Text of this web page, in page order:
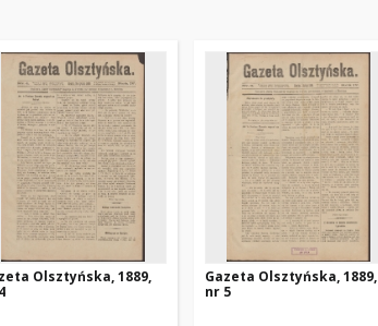
Olsztyńska, 1889,
Gazeta Olsztyńska, 1889,
nr 5